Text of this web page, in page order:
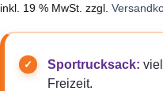
inkl. 19 % MwSt. zzgl.
Sportrucksack:
Freizeit.